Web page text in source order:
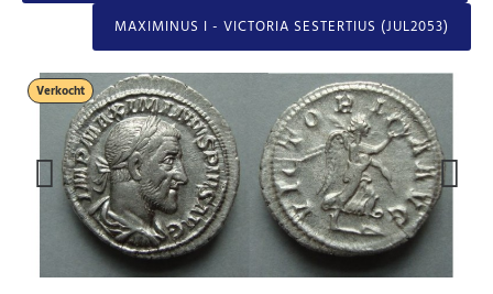
MAXIMINUS I - VICTORIA SESTERTIUS (JUL2053)
Verkocht